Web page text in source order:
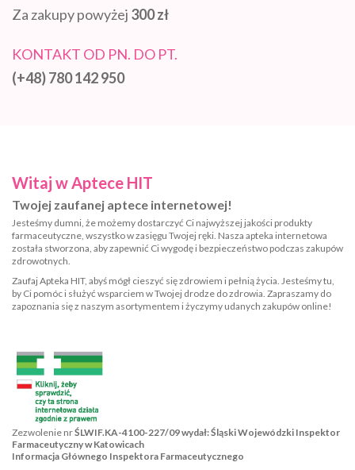
Za zakupy powyżej 300 zł
KONTAKT OD PN. DO PT.
(+48) 780 142 950
Witaj w Aptece HIT
Twojej zaufanej aptece internetowej!
Jesteśmy dumni, że możemy dostarczyć Ci najwyższej jakości produkty
farmaceutyczne, wszystko w zasięgu Twojej ręki. Nasza apteka internetowa
została stworzona, aby zapewnić Ci wygodę i bezpieczeństwo podczas zakupów
zdrowotnych.
Zaufaj Apteka HIT, abyś mógł cieszyć się zdrowiem i pełnią życia. Jesteśmy tu,
by Ci pomóc i służyć wsparciem w Twojej drodze do zdrowia. Zapraszamy do
zapoznania się z naszym asortymentem i życzymy udanych zakupów online!
Zezwolenie nrŚLWIF.KA-4100-227/09 wydał: Śląski Wojewódzki Inspektor
Farmaceutyczny w Katowicach
Informacja Głównego Inspektora Farmaceutycznego